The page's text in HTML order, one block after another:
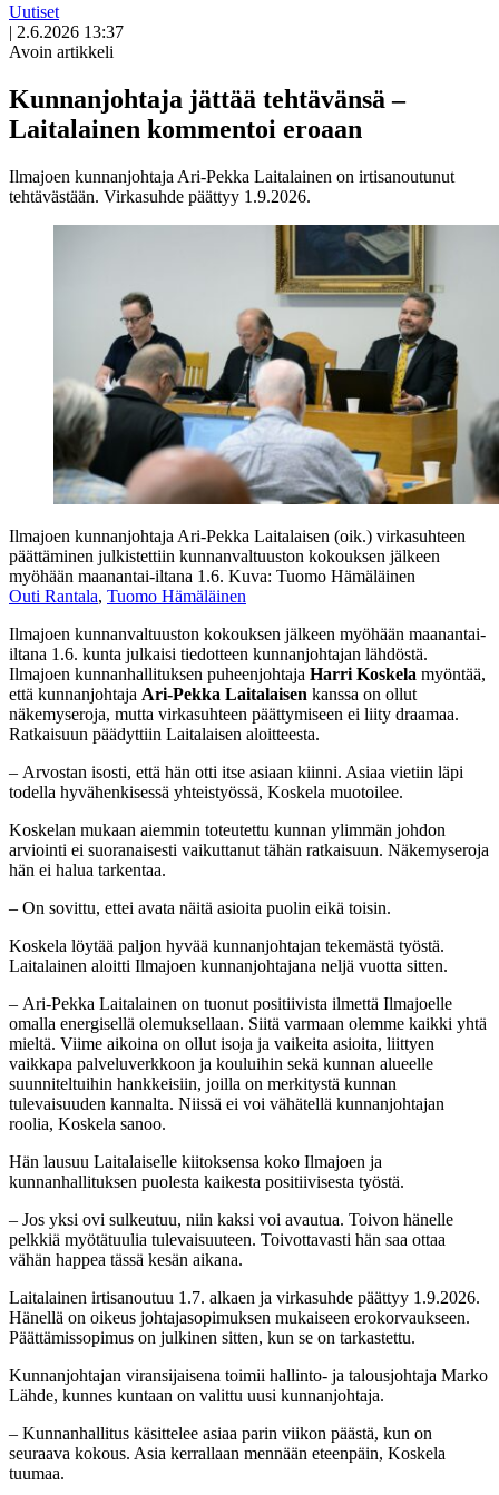
Uutiset
| 2.6.2026 13:37
Avoin artikkeli
Kunnanjohtaja jättää tehtävänsä –
Laitalainen kommentoi eroaan
Ilmajoen kunnanjohtaja Ari-Pekka Laitalainen on irtisanoutunut
tehtävästään. Virkasuhde päättyy 1.9.2026.
Ilmajoen kunnanjohtaja Ari-Pekka Laitalaisen (oik.) virkasuhteen
päättäminen julkistettiin kunnanvaltuuston kokouksen jälkeen
myöhään maanantai-iltana 1.6. Kuva: Tuomo Hämäläinen
Outi Rantala, Tuomo Hämäläinen
Ilmajoen kunnanvaltuuston kokouksen jälkeen myöhään maanantai-
iltana 1.6. kunta julkaisi tiedotteen kunnanjohtajan lähdöstä.
Ilmajoen kunnanhallituksen puheenjohtaja Harri Koskela myöntää,
että kunnanjohtaja Ari-Pekka Laitalaisen kanssa on ollut
näkemyseroja, mutta virkasuhteen päättymiseen ei liity draamaa.
Ratkaisuun päädyttiin Laitalaisen aloitteesta.
– Arvostan isosti, että hän otti itse asiaan kiinni. Asiaa vietiin läpi
todella hyvähenkisessä yhteistyössä, Koskela muotoilee.
Koskelan mukaan aiemmin toteutettu kunnan ylimmän johdon
arviointi ei suoranaisesti vaikuttanut tähän ratkaisuun. Näkemyseroja
hän ei halua tarkentaa.
– On sovittu, ettei avata näitä asioita puolin eikä toisin.
Koskela löytää paljon hyvää kunnanjohtajan tekemästä työstä.
Laitalainen aloitti Ilmajoen kunnanjohtajana neljä vuotta sitten.
– Ari-Pekka Laitalainen on tuonut positiivista ilmettä Ilmajoelle
omalla energisellä olemuksellaan. Siitä varmaan olemme kaikki yhtä
mieltä. Viime aikoina on ollut isoja ja vaikeita asioita, liittyen
vaikkapa palveluverkkoon ja kouluihin sekä kunnan alueelle
suunniteltuihin hankkeisiin, joilla on merkitystä kunnan
tulevaisuuden kannalta. Niissä ei voi vähätellä kunnanjohtajan
roolia, Koskela sanoo.
Hän lausuu Laitalaiselle kiitoksensa koko Ilmajoen ja
kunnanhallituksen puolesta kaikesta positiivisesta työstä.
– Jos yksi ovi sulkeutuu, niin kaksi voi avautua. Toivon hänelle
pelkkiä myötätuulia tulevaisuuteen. Toivottavasti hän saa ottaa
vähän happea tässä kesän aikana.
Laitalainen irtisanoutuu 1.7. alkaen ja virkasuhde päättyy 1.9.2026.
Hänellä on oikeus johtajasopimuksen mukaiseen erokorvaukseen.
Päättämissopimus on julkinen sitten, kun se on tarkastettu.
Kunnanjohtajan viransijaisena toimii hallinto- ja talousjohtaja Marko
Lähde, kunnes kuntaan on valittu uusi kunnanjohtaja.
– Kunnanhallitus käsittelee asiaa parin viikon päästä, kun on
seuraava kokous. Asia kerrallaan mennään eteenpäin, Koskela
tuumaa.